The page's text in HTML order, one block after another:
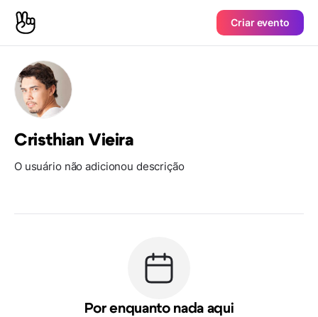
Criar evento
Cristhian Vieira
O usuário não adicionou descrição
Por enquanto nada aqui